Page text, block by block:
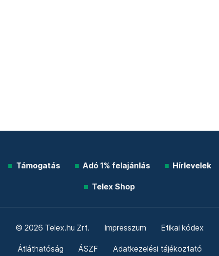
Támogatás Adó 1% felajánlás Hírlevelek
Telex Shop
© 2026 Telex.hu Zrt. Impresszum Etikai kódex
Átláthatóság ÁSZF Adatkezelési tájékoztató